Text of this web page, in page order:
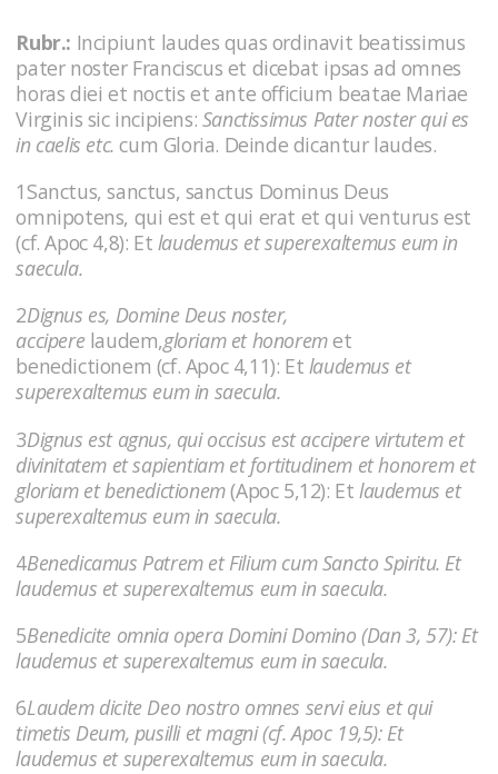
Rubr.: Incipiunt laudes quas ordinavit beatissimus
pater noster Franciscus et dicebat ipsas ad omnes
horas diei et noctis et ante officium beatae Mariae
Virginis sic incipiens: Sanctissimus Pater noster qui es
in caelis etc.cum Gloria. Deinde dicantur laudes.
1Sanctus, sanctus, sanctus Dominus Deus
omnipotens, qui est et qui erat et qui venturus est
(cf. Apoc 4,8): Et laudemus et superexaltemus eum in
saecula.
2Dignus es, Domine Deus noster,
accipere laudem,gloriam et honoremet
benedictionem (cf. Apoc 4,11): Et laudemus et
superexaltemus eum in saecula.
3Dignus est agnus, qui occisus est accipere virtutem et
divinitatem et sapientiam et fortitudinem et honorem et
gloriam et benedictionem(Apoc 5,12): Et laudemus et
superexaltemus eum in saecula.
4Benedicamus Patrem et Filium cum Sancto Spiritu. Et
laudemus et superexaltemus eum in saecula.
5Benedicite omnia opera Domini Domino (Dan 3, 57): Et
laudemus et superexaltemus eum in saecula.
6Laudem dicite Deo nostro omnes servi eius et qui
timetis Deum, pusilli et magni (cf. Apoc 19,5): Et
laudemus et superexaltemus eum in saecula.